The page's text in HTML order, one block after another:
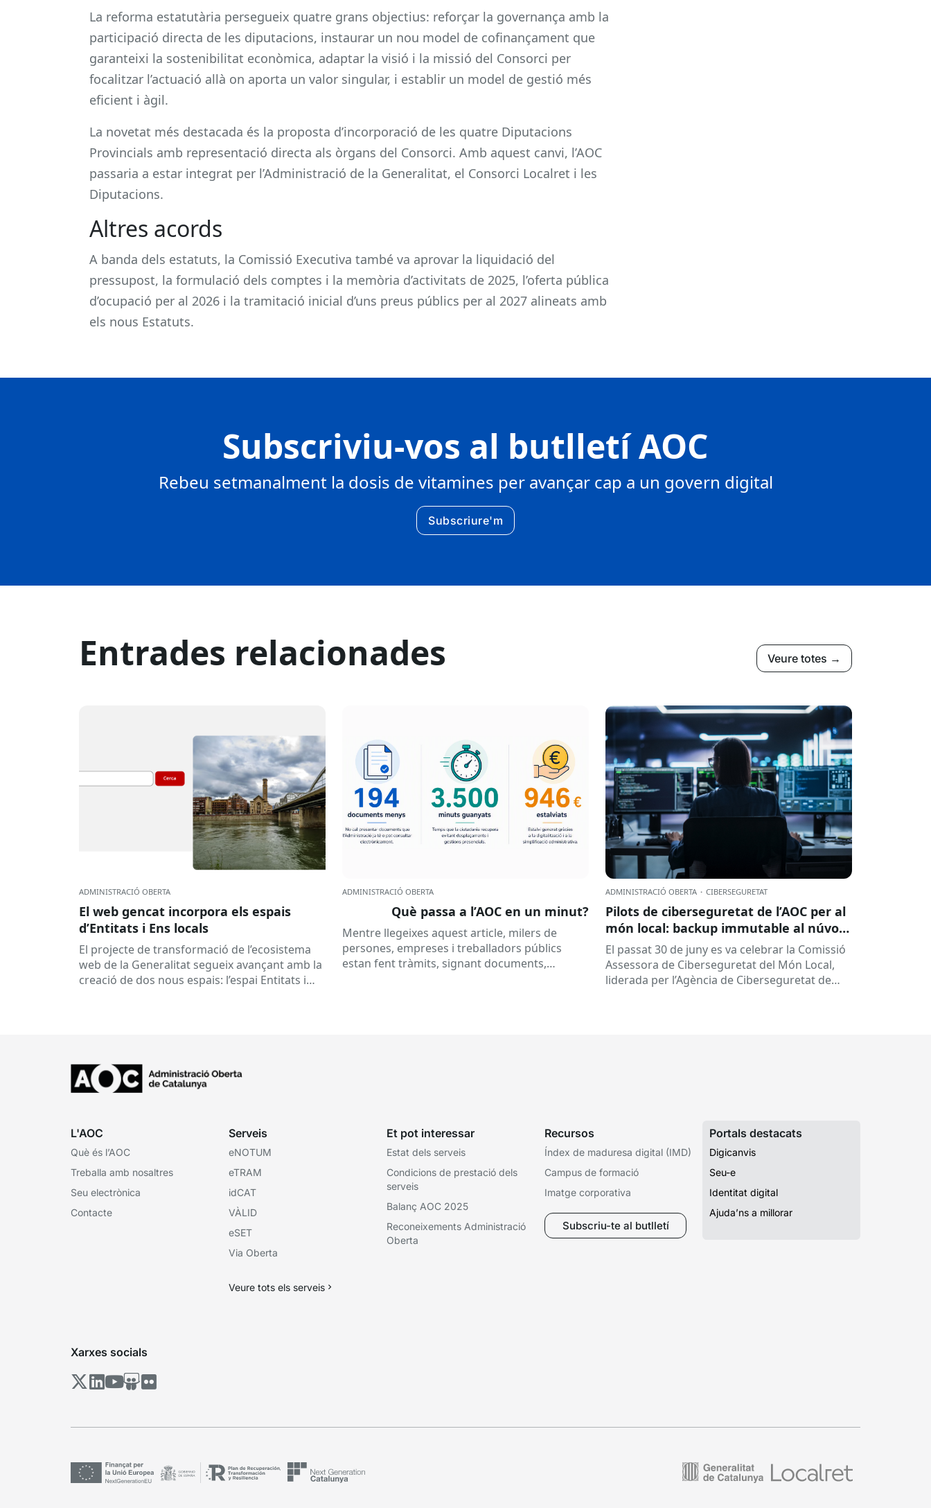
La reforma estatutària persegueix quatre grans objectius: reforçar la governança amb la
participació directa de les diputacions, instaurar un nou model de cofinançament que
garanteixi la sostenibilitat econòmica, adaptar la visió i la missió del Consorci per
focalitzar l’actuació allà on aporta un valor singular, i establir un model de gestió més
eficient i àgil.
La novetat més destacada és la proposta d’incorporació de les quatre Diputacions
Provincials amb representació directa als òrgans del Consorci. Amb aquest canvi, l’AOC
passaria a estar integrat per l’Administració de la Generalitat, el Consorci Localret i les
Diputacions.
Altres acords
A banda dels estatuts, la Comissió Executiva també va aprovar la liquidació del
pressupost, la formulació dels comptes i la memòria d’activitats de 2025, l’oferta pública
d’ocupació per al 2026 i la tramitació inicial d’uns preus públics per al 2027 alineats amb
els nous Estatuts.
Subscriviu-vos al butlletí AOC
Rebeu setmanalment la dosis de vitamines per avançar cap a un govern digital
Subscriure'm
Entrades relacionades Veure totes →
ADMINISTRACIÓ OBERTA
El web gencat incorpora els espais
d’Entitats i Ens locals
El projecte de transformació de l’ecosistema
web de la Generalitat segueix avançant amb la
creació de dos nous espais: l’espai Entitats i
ADMINISTRACIÓ OBERTA
Què passa a l’AOC en un minut?
Mentre llegeixes aquest article, milers de
persones, empreses i treballadors públics
estan fent tràmits, signant documents,
ADMINISTRACIÓ OBERTA · CIBERSEGURETAT
Pilots de ciberseguretat de l’AOC per al
món local: backup immutable al núvol i
altres
El passat 30 de juny es va celebrar la Comissió
Assessora de Ciberseguretat del Món Local,
liderada per l’Agència de Ciberseguretat de
L'AOC
Què és l’AOC
Treballa amb nosaltres
Seu electrònica
Contacte
Serveis
eNOTUM
eTRAM
idCAT
VÀLID
eSET
Via Oberta
Veure tots els serveis
Et pot interessar
Estat dels serveis
Condicions de prestació dels
serveis
Balanç AOC 2025
Reconeixements Administració
Oberta
Recursos
Índex de maduresa digital (IMD)
Campus de formació
Imatge corporativa
Subscriu-te al butlletí
Portals destacats
Digicanvis
Seu-e
Identitat digital
Ajuda’ns a millorar
Xarxes socials